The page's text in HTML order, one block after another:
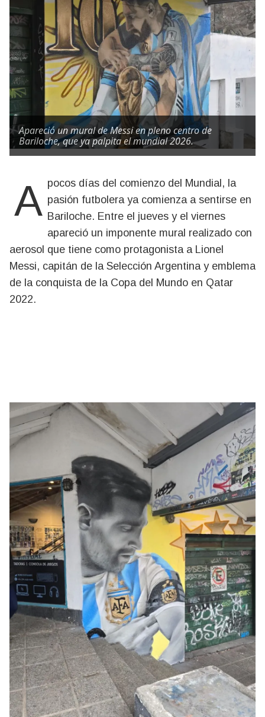
Apareció un mural de Messi en pleno centro de
Bariloche, que ya palpita el mundial 2026.
A pocos días del comienzo del Mundial, la pasión futbolera ya comienza a sentirse en
Bariloche. Entre el jueves y el viernes
apareció un imponente mural realizado con
aerosol que tiene como protagonista a Lionel
Messi, capitán de la Selección Argentina y emblema
de la conquista de la Copa del Mundo en Qatar
2022.